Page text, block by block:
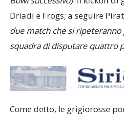
Bowl successivo)
. Il kickoff di
Driadi e Frogs; a seguire
due match che si ripeteranno
squadra di disputare quattro